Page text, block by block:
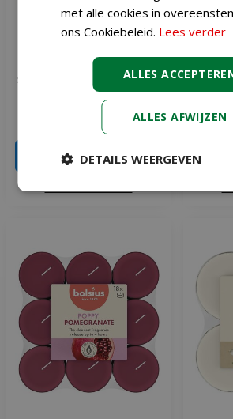
Bolsius geurtheelicht true
scents oud wood 18 stuks
IN WINKELWAGEN
met alle cookies in
ons Cookiebeleid. Lees verder
ALLES
ALLES AFWIJZEN
DETAILS WEERGEVEN